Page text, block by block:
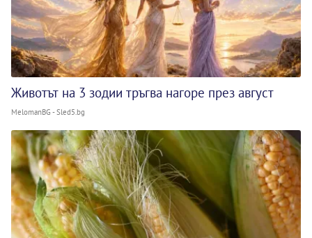
Животът на 3 зодии тръгва нагоре през август
MelomanBG - Sled5.bg